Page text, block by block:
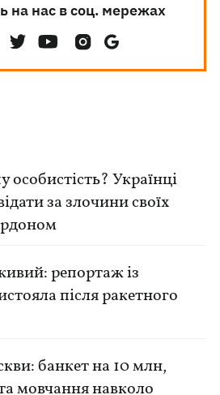
на нас в соц. мережах
Українці
за злочини своїх
репортаж із
після ракетного
банкет на 10 млн,
мовчання навколо